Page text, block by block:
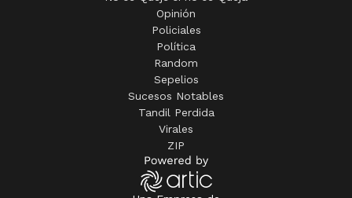
Opinión
Policiales
Política
Random
Sepelios
Sucesos Notables
Tandil Perdida
Virales
ZIP